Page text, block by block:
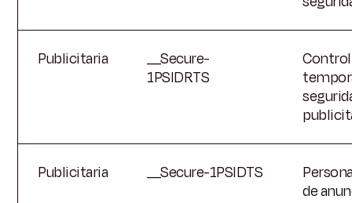
Publicitaria
__Secure-
1PSIDRTS
Control
Publicitaria __Secure-1PSIDTS
de